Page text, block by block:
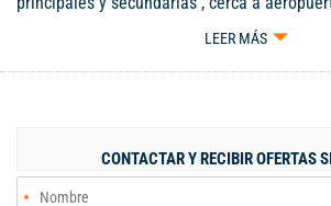
maria cordoba , al municipio de guatape,
llanogrande, exito rionegro y san antonio
apreciar hermosos paisajes verdes. Código
LEER MÁS
CONTACTAR Y RECIBIR OFERTAS